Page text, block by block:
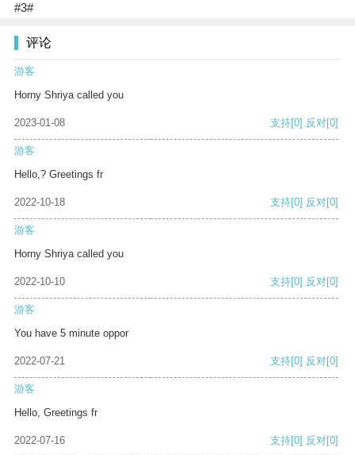
#3#
评论
游客
Horny Shriya called you
2023-01-08 支持[0] 反对[0]
游客
Hello,? Greetings fr
2022-10-18 支持[0] 反对[0]
游客
Horny Shriya called you
2022-10-10 支持[0] 反对[0]
游客
You have 5 minute oppor
2022-07-21 支持[0] 反对[0]
游客
Hello, Greetings fr
2022-07-16 支持[0] 反对[0]